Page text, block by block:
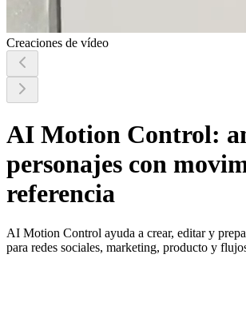
Creaciones de vídeo
AI Motion Control:
personajes con
referencia
AI Motion Control ayuda a crear, editar y
para redes sociales, marketing, producto y